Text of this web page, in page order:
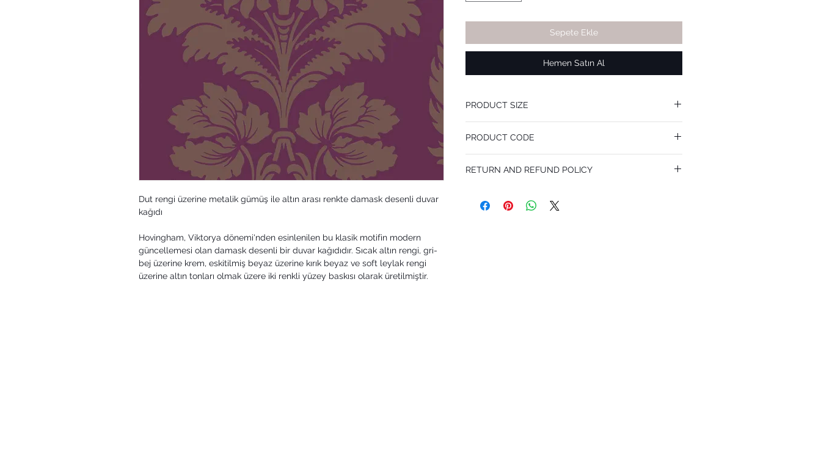
Dut rengi üzerine metalik gümüş ile altın arası renkte damask desenli duvar
kağıdı
Hovingham, Viktorya dönemi'nden esinlenilen bu klasik motifin modern
güncellemesi olan damask desenli bir duvar kağıdıdır. Sıcak altın rengi, gri-
bej üzerine krem, eskitilmiş beyaz üzerine kırık beyaz ve soft leylak rengi
üzerine altın tonları olmak üzere iki renkli yüzey baskısı olarak üretilmiştir.
Sepete Ekle
Hemen Satın Al
PRODUCT SIZE
Pattern Repeat 64 cm
PRODUCT CODE
RETURN AND REFUND POLICY
customers know what to do in case they are dissatisfied with